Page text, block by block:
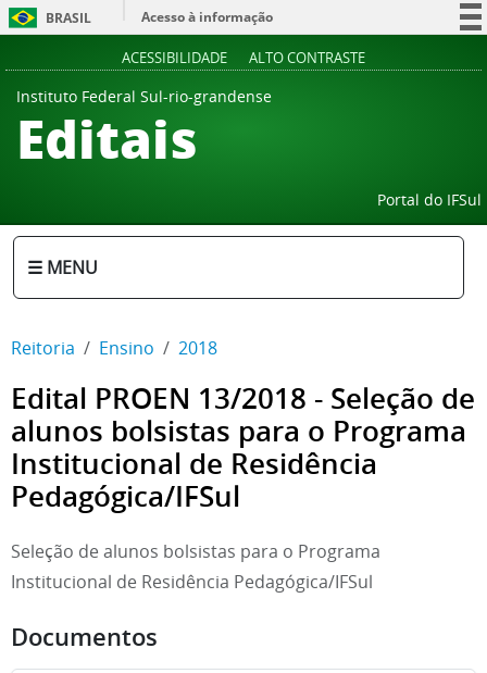
BRASIL
Acesso à informação
ACESSIBILIDADE ALTO CONTRASTE
Instituto Federal Sul-rio-grandense
Editais
Portal do IFSul
☰ MENU
Reitoria Ensino 2018
Edital PROEN 13/2018 - Seleção de
alunos bolsistas para o Programa
Institucional de Residência
Pedagógica/IFSul
Seleção de alunos bolsistas para o Programa
Institucional de Residência Pedagógica/IFSul
Documentos